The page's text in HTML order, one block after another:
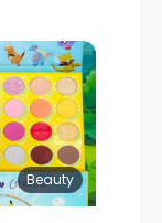
Beauty